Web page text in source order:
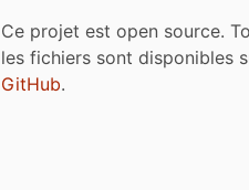
Ce projet est open source.
les fichiers sont disponibles
GitHub.